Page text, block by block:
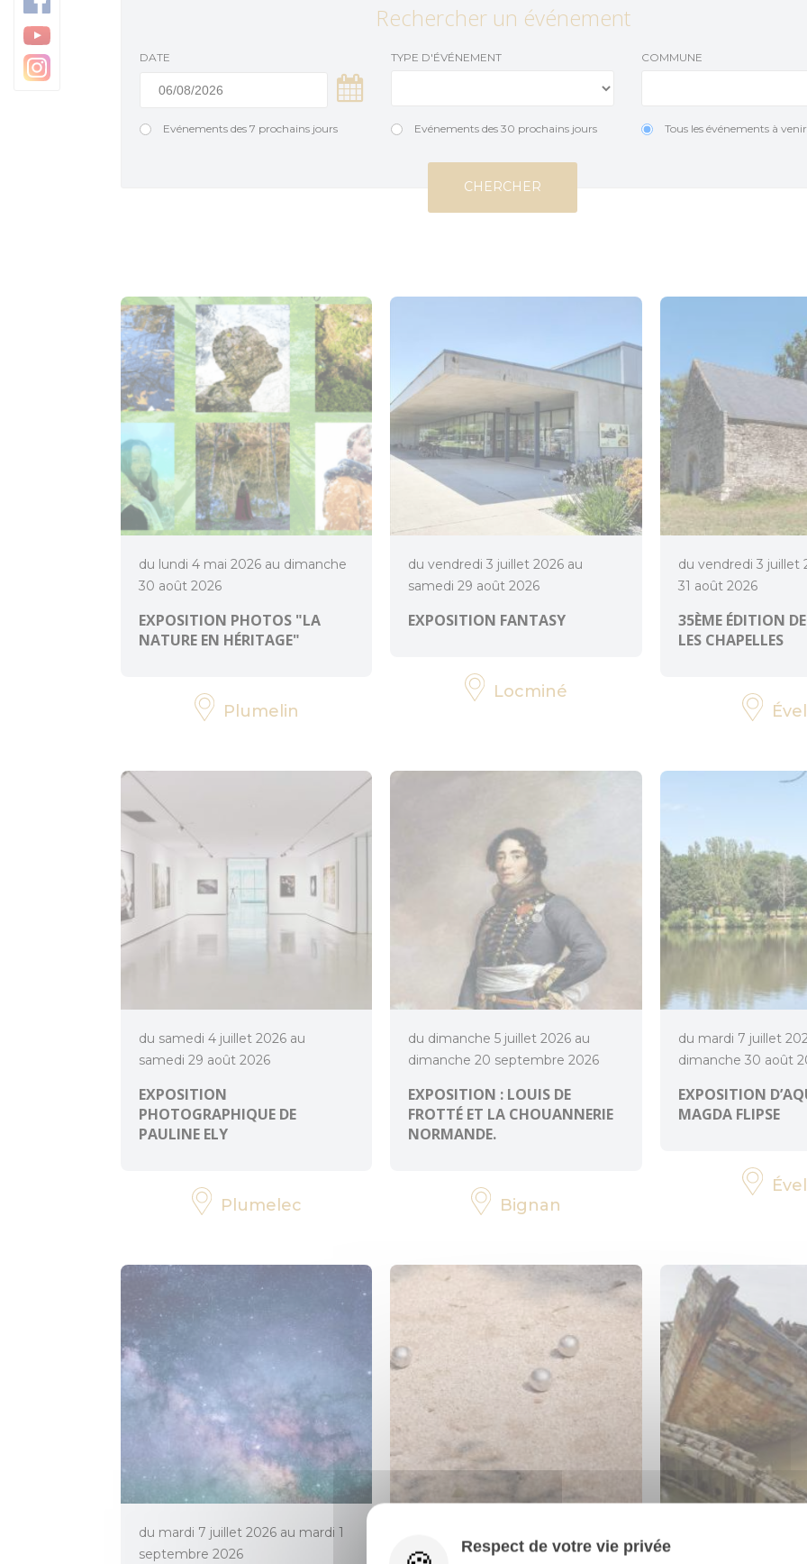
Centre Morbihan Communauté
Destination Cœur de BretagneQue faire quand il pleut ?
Rechercher un événement
DATE TYPE D'ÉVÉNEMENT COMMUNE
Evénements des 7 prochains jours Evénements des 30 prochains jours Tous les événements à venir
du lundi 4 mai 2026 au dimanche
30 août 2026
EXPOSITION PHOTOS "LA
NATURE EN HÉRITAGE"
Plumelin
du vendredi 3 juillet 2026 au
samedi 29 août 2026
EXPOSITION FANTASY
Locminé
du vendredi 3 juillet
31 août 2026
35ÈME ÉDITION
LES CHAPELLES
du samedi 4 juillet 2026 au
samedi 29 août 2026
EXPOSITION
PHOTOGRAPHIQUE DE
PAULINE ELY
Plumelec
du dimanche 5 juillet 2026 au
dimanche 20 septembre 2026
EXPOSITION : LOUIS DE
FROTTÉ ET LA CHOUANNERIE
NORMANDE.
Bignan
du mardi 7 juillet
dimanche 30 août
EXPOSITION
MAGDA FLIPSE
du mardi 7 juillet 2026 au mardi 1
septembre 2026
dimanche 16 août 2026
Respect de votre vie privée